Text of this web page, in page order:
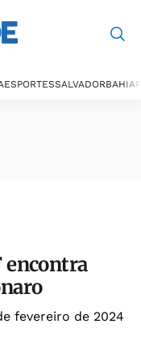
ESPORTESSALVADORBAHIA
encontra
fevereiro de 2024